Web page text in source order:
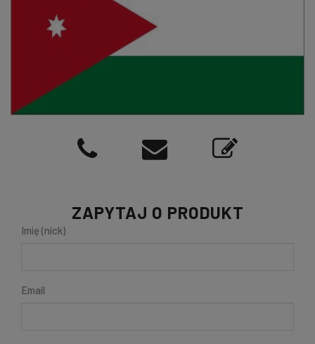
ZAPYTAJ O PRODUKT
Imię (nick)
Email